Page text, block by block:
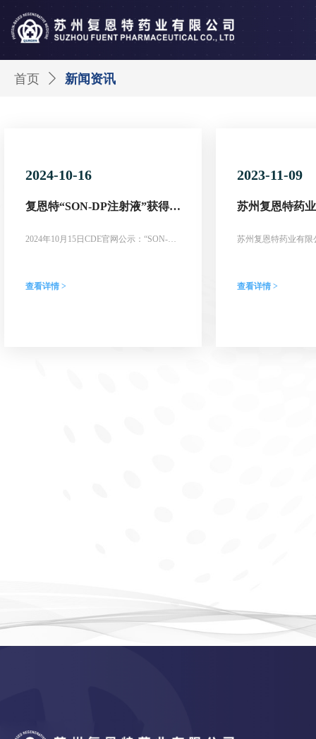
2024-10-16
复恩特“SON-DP注射液”获得
2024年10月15日CDE官网公示：“SON-DP
查看详情 >
2023-11-09
苏州复恩特药
式落成
苏州复恩特药业有限
查看详情 >
首页 ꄲ 新闻资讯